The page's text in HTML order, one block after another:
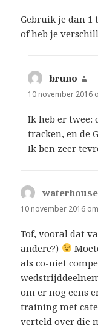
Gebruik je dan 1
of heb je
bruno
10 november 2016
Ik heb er twee:
tracken, en de
Ik ben zeer
waterhouse
10 november 2016
Tof, vooral dat
andere?)
als co-niet
om er nog eens
training met
verteld over die